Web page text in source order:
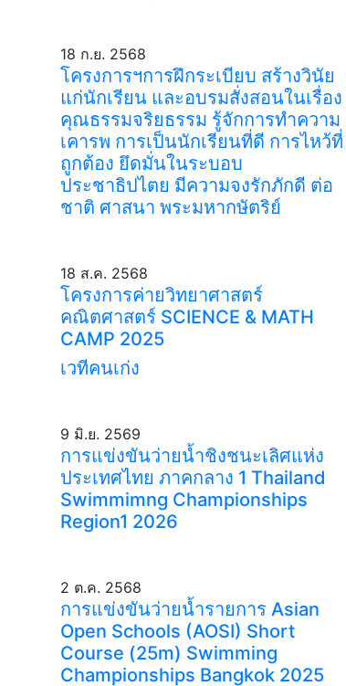
18 ก.ย. 2568
โครงการฯการฝึกระเบียบ สร้างวินัย
แก่นักเรียน และอบรมสั่งสอนในเรื่อง
คุณธรรมจริยธรรม รู้จักการทำความ
เคารพ การเป็นนักเรียนที่ดี การไหว้ที่
ถูกต้อง ยึดมั่นในระบอบ
ประชาธิปไตย มีความจงรักภักดี ต่อ
ชาติ ศาสนา พระมหากษัตริย์
18 ส.ค. 2568
โครงการค่ายวิทยาศาสตร์
คณิตศาสตร์ SCIENCE & MATH
CAMP 2025
เวทีคนเก่ง
9 มิ.ย. 2569
การแข่งขันว่ายน้ำชิงชนะเลิศแห่ง
ประเทศไทย ภาคกลาง 1 Thailand
Swimmimng Championships
Region1 2026
2 ต.ค. 2568
การแข่งขันว่ายน้ำรายการ Asian
Open Schools (AOSI) Short
Course (25m) Swimming
Championships Bangkok 2025